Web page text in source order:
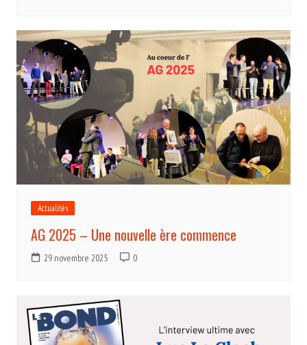
Actualités
AG 2025 – Une nouvelle ère commence
29 novembre 2025 0